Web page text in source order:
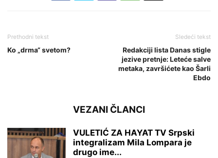
Prethodni tekst
Ko „drma“ svetom?
Sledeći tekst
Redakciji lista Danas stigle
jezive pretnje: Leteće salve
metaka, završićete kao Šarli
Ebdo
VEZANI ČLANCI
VULETIĆ ZA HAYAT TV Srpski
integralizam Mila Lompara je
drugo ime...